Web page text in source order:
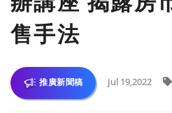
售手法
推廣新聞稿 Jul 19,2022